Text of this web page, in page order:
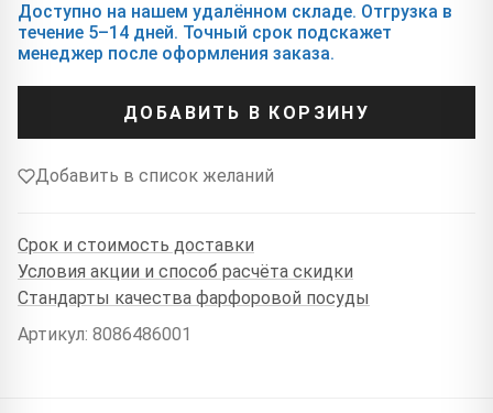
Доступно на нашем удалённом складе. Отгрузка в
течение 5–14 дней. Точный срок подскажет
менеджер после оформления заказа.
ДОБАВИТЬ В КОРЗИНУ
Добавить в список желаний
Срок и стоимость доставки
Условия акции и способ расчёта скидки
Стандарты качества фарфоровой посуды
Артикул: 8086486001